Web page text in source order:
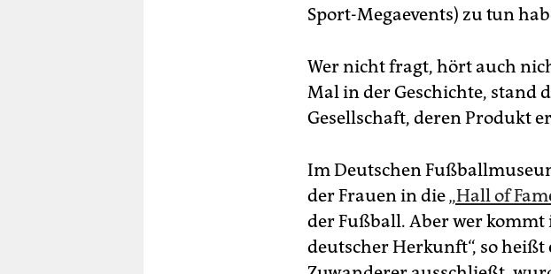
Sport-Megaevents) zu tun
Wer nicht fragt, hört auch
Mal in der Geschichte, stand
Gesellschaft, deren Produkt
Im Deutschen
der Frauen in die„Hall of
der Fußball. Aber wer
deutscher Herkunft“, so heißt